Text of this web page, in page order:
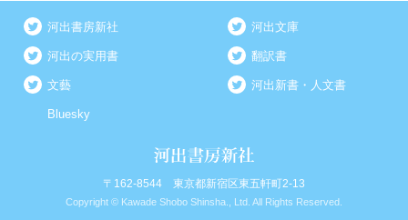
河出書房新社 河出文庫
河出の実用書 翻訳書
文藝 河出新書・人文書
Bluesky
〒162-8544 東京都新宿区東五軒町2-13
Copyright © Kawade Shobo Shinsha., Ltd. All Rights Reserved.